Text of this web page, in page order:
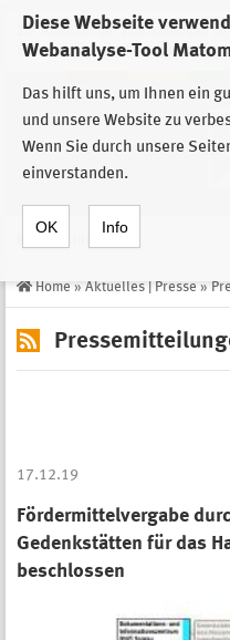
Diese Webseite
Webanalyse-Tool
Das hilft uns, um Ihnen ein
und unsere Website zu
Wenn Sie durch unsere
einverstanden.
OK Info
Zur Auswahl der Einrichtungen
Stiftung Sächsische
Home » Aktuelles | Presse »
17.12.19
Fördermittelvergabe
Gedenkstätten für das
beschlossen